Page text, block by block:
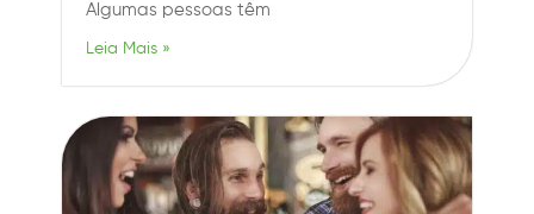
Algumas pessoas têm
Leia Mais »